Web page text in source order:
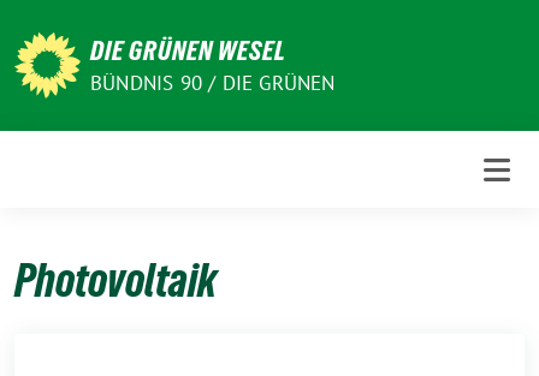
zum
Inhalt
DIE GRÜNEN WESEL
BÜNDNIS 90 / DIE GRÜNEN
Photovoltaik